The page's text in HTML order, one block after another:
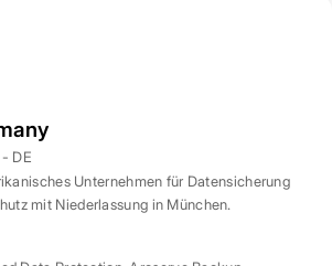
DE
Unternehmen für Datensicherung
mit Niederlassung in München.